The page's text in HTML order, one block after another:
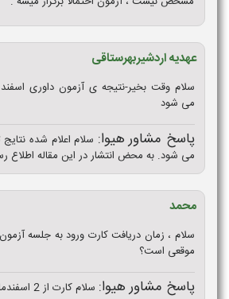
عهدیه اردشیربهرستاقی
می شود
پاسخ مشاور هیوا: سلام اعلام شده نتایج
می شود. به محض انتشار در این مقاله اطلاع
محمد
سلام ، زمان دریافت کارت ورود به جلسه
موقعی است؟
پاسخ مشاور هیوا: سلام کارت از 2 اسفندماه منتشر میشه.